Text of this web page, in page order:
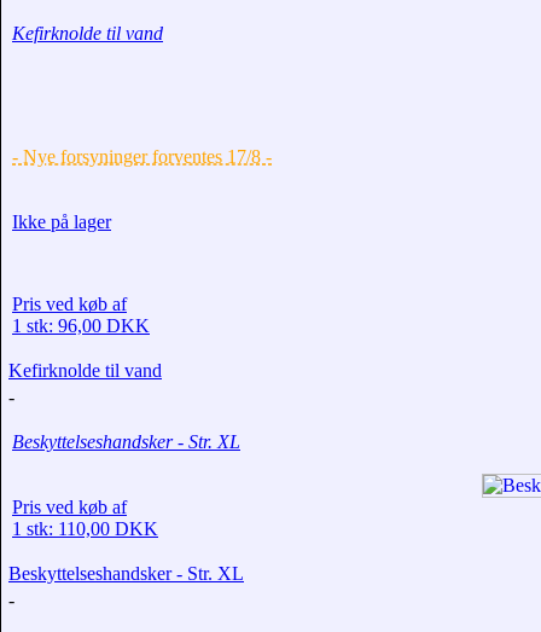
Kefirknolde til vand
- Nye forsyninger forventes 17/8 -
Ikke på lager
Pris ved køb af
1 stk: 96,00 DKK
Kefirknolde til vand
-
Beskyttelseshandsker - Str. XL
Pris ved køb af
1 stk: 110,00 DKK
Beskyttelseshandsker - Str. XL
-